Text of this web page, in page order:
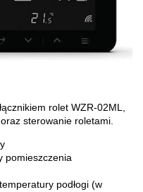
rolet WZR-02ML,
sterowanie roletami.
pomieszczenia
podłogi (w